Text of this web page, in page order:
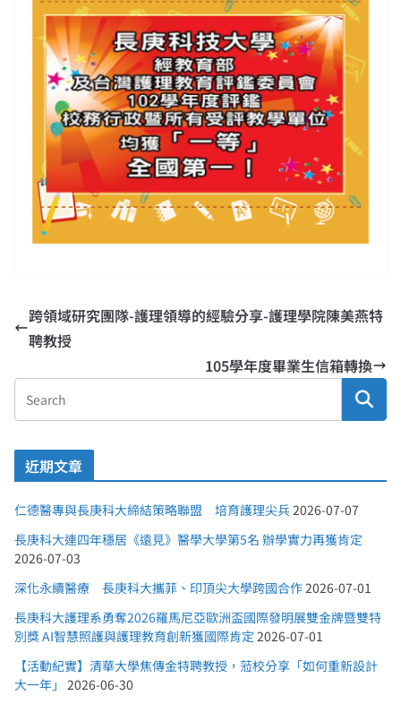
跨領域研究團隊-護理領導的經驗分享-護理學院陳美燕特
聘教授
105學年度畢業生信箱轉換
近期文章
仁德醫專與長庚科大締結策略聯盟 培育護理尖兵2026-07-07
長庚科大連四年穩居《遠見》醫學大學第5名 辦學實力再獲肯定
2026-07-03
深化永續醫療 長庚科大攜菲、印頂尖大學跨國合作2026-07-01
長庚科大護理系勇奪2026羅馬尼亞歐洲盃國際發明展雙金牌暨雙特
別獎 AI智慧照護與護理教育創新獲國際肯定 2026-07-01
【活動紀實】清華大學焦傳金特聘教授，蒞校分享「如何重新設計
大一年」 2026-06-30